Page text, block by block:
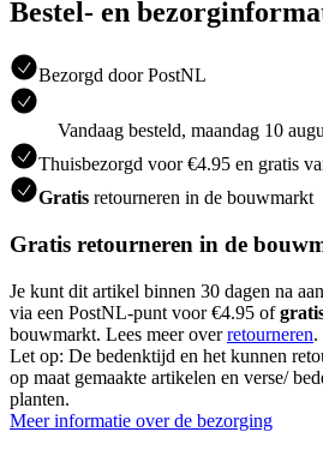
Bestel- en
Bezorgd door PostNL
Vandaag besteld, maandag 10
Thuisbezorgd voor €4.95 en gratis
Gratis retourneren in de bouwmarkt
Gratis retourneren in de
Je kunt dit artikel binnen 30 dagen na
via een PostNL-punt voor €4.95 of
bouwmarkt. Lees meer overretourneren.
Let op: De bedenktijd en het kunnen
op maat gemaakte artikelen en verse/
planten.
Meer informatie over de bezorging